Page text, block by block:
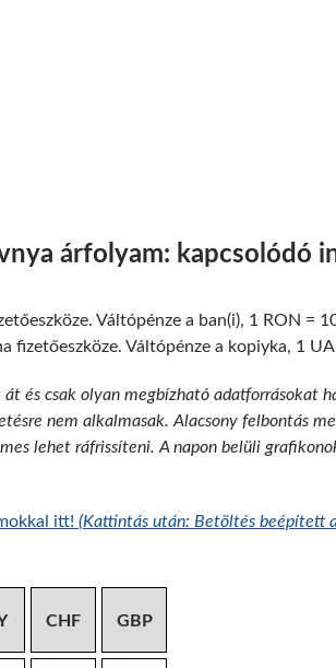
árfolyam: kapcsolódó
Váltópénze a ban(i), 1 RON =
fizetőeszköze. Váltópénze a kopiyka, 1
és csak olyan megbízható adatforrásokat
nem alkalmasak. Alacsony felbontás
lehet ráfrissíteni. A napon belüli
itt! (Kattintás után: Betöltés beépített
CHF GBP